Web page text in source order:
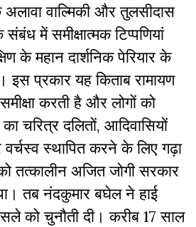
वाल्मिकी और तुलसीदास
संबंध में समीक्षात्मक टिप्पणियां
के महान दार्शनिक पेरियार के
इस प्रकार यह किताब रामायण
करती है और लोगों को
चरित्र दलितों, आदिवासियों
स्थापित करने के लिए गढ़ा
तत्कालीन अजित जोगी सरकार
तब नंदकुमार बघेल ने हाई
को चुनौती दी। करीब 17 साल